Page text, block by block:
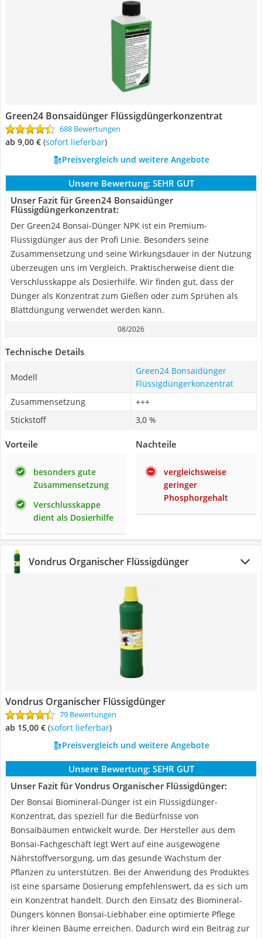
Green24 Bonsaidünger Flüssigdüngerkonzentrat
688 Bewertungen
ab 9,00 € ( Sofort lieferbar)
Preisvergleich und weitere Angebote
Unsere Bewertung: SEHR GUT
Unser Fazit für Green24 Bonsaidünger
Flüssigdüngerkonzentrat:
Der Green24 Bonsai-Dünger NPK ist ein Premium-
Flüssigdünger aus der Profi Linie. Besonders seine
Zusammensetzung und seine Wirkungsdauer in der Nutzung
überzeugen uns im Vergleich. Praktischerweise dient die
Verschlusskappe als Dosierhilfe. Wir finden gut, dass der
Dünger als Konzentrat zum Gießen oder zum Sprühen als
Blattdüngung verwendet werden kann.
08/2026
Technische Details
Modell
Green24 Bonsaidünger
Flüssigdüngerkonzentrat
Zusammensetzung
+++
Stickstoff
3,0 %
Vorteile
besonders gute
Zusammensetzung
Verschlusskappe
dient als Dosierhilfe
Nachteile
vergleichsweise
geringer
Phosphorgehalt
Vondrus Organischer Flüssigdünger
Vondrus Organischer Flüssigdünger
79 Bewertungen
ab 15,00 € ( Sofort lieferbar)
Preisvergleich und weitere Angebote
Unsere Bewertung: SEHR GUT
Unser Fazit für Vondrus Organischer Flüssigdünger:
Der Bonsai Biomineral-Dünger ist ein Flüssigdünger-
Konzentrat, das speziell für die Bedürfnisse von
Bonsaibäumen entwickelt wurde. Der Hersteller aus dem
Bonsai-Fachgeschäft legt Wert auf eine ausgewogene
Nährstoffversorgung, um das gesunde Wachstum der
Pflanzen zu unterstützen. Bei der Anwendung des Produktes
ist eine sparsame Dosierung empfehlenswert, da es sich um
ein Konzentrat handelt. Durch den Einsatz des Biomineral-
Düngers können Bonsai-Liebhaber eine optimierte Pflege
ihrer kleinen Bäume erreichen. Dadurch wird ein Beitrag zur